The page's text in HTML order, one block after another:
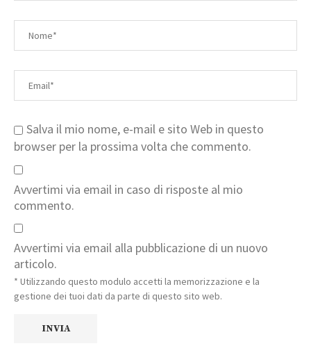
Salva il mio nome, e-mail e sito Web in questo
browser per la prossima volta che commento.
Avvertimi via email in caso di risposte al mio
commento.
Avvertimi via email alla pubblicazione di un nuovo
articolo.
* Utilizzando questo modulo accetti la memorizzazione e la
gestione dei tuoi dati da parte di questo sito web.